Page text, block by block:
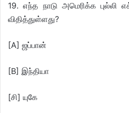
19. எந்த நாடு அமெரிக்க புல்லி
விதித்துள்ளது?
[A] ஜப்பான்
[B] இந்தியா
[சி] யுகே